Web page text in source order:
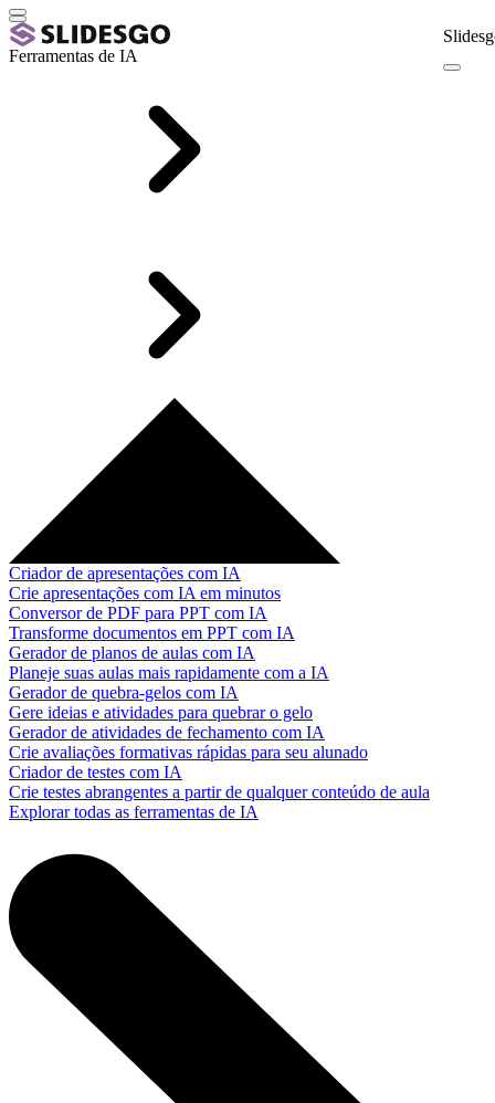
Ferramentas de IA
Criador de apresentações com IA
Crie apresentações com IA em minutos
Conversor de PDF para PPT com IA
Transforme documentos em PPT com IA
Gerador de planos de aulas com IA
Planeje suas aulas mais rapidamente com a IA
Gerador de quebra-gelos com IA
Gere ideias e atividades para quebrar o gelo
Gerador de atividades de fechamento com IA
Crie avaliações formativas rápidas para seu alunado
Criador de testes com IA
Crie testes abrangentes a partir de qualquer conteúdo de aula
Explorar todas as ferramentas de IA